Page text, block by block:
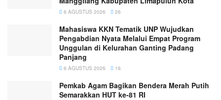
6 AGUSTUS 2026 26
Mahasiswa KKN Tematik UNP Wujudkan
Pengabdian Nyata Melalui Empat Program
Unggulan di Kelurahan Ganting Padang
Panjang
6 AGUSTUS 2026 16
Pemkab Agam Bagikan Bendera Merah Putih
Semarakkan HUT ke-81 RI